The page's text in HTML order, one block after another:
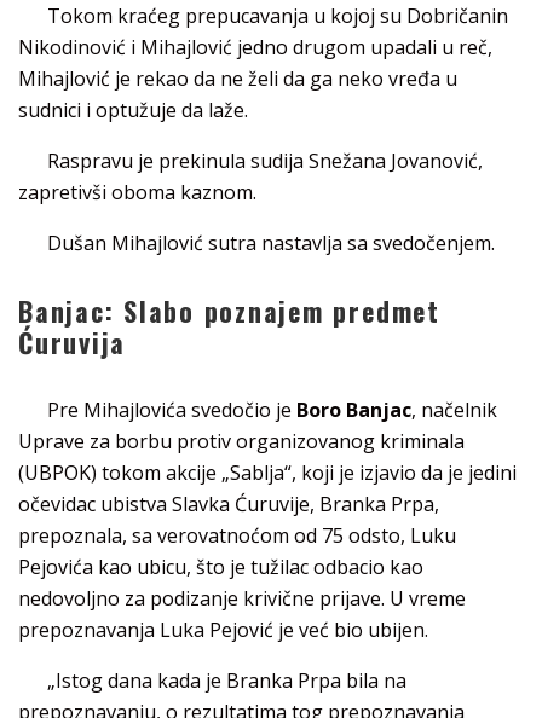
Tokom kraćeg prepucavanja u kojoj su Dobričanin
Nikodinović i Mihajlović jedno drugom upadali u reč,
Mihajlović je rekao da ne želi da ga neko vređa u
sudnici i optužuje da laže.
Raspravu je prekinula sudija Snežana Jovanović,
zapretivši oboma kaznom.
Dušan Mihajlović sutra nastavlja sa svedočenjem.
Banjac: Slabo poznajem predmet
Ćuruvija
Pre Mihajlovića svedočio je Boro Banjac, načelnik
Uprave za borbu protiv organizovanog kriminala
(UBPOK) tokom akcije „Sablja“, koji je izjavio da je jedini
očevidac ubistva Slavka Ćuruvije, Branka Prpa,
prepoznala, sa verovatnoćom od 75 odsto, Luku
Pejovića kao ubicu, što je tužilac odbacio kao
nedovoljno za podizanje krivične prijave. U vreme
prepoznavanja Luka Pejović je već bio ubijen.
„Istog dana kada je Branka Prpa bila na
prepoznavanju, o rezultatima tog prepoznavanja